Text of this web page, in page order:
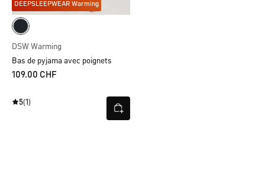
DEEPSLEEPWEAR Warming
DSW Warming
Bas de pyjama avec poignets
109.00 CHF
5(1)